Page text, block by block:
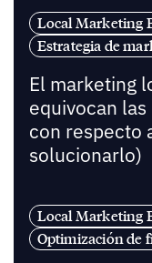
Local Marketing
Estrategia de
El marketing
equivocan
con respecto
solucionarlo)
Local Marketing
Optimización de